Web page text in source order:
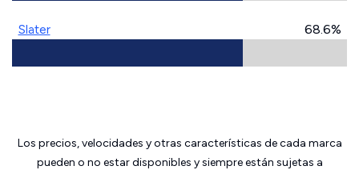
Slater 68.6%
Los precios, velocidades y otras características de cada marca
pueden o no estar disponibles y siempre están sujetas a